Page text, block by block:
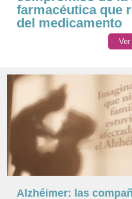
farmacéutica que
del medicamento
Alzhéimer: las